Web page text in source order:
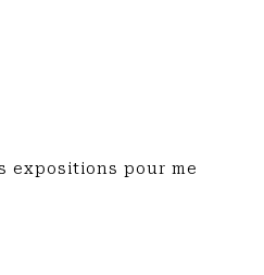
expositions pour me